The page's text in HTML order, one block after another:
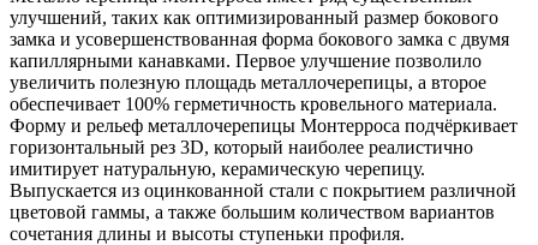
улучшений, таких как оптимизированный размер бокового
замка и усовершенствованная форма бокового замка с двумя
капиллярными канавками. Первое улучшение позволило
увеличить полезную площадь металлочерепицы, а второе
обеспечивает 100% герметичность кровельного материала.
Форму и рельеф металлочерепицы Монтерроса подчёркивает
горизонтальный рез 3D, который наиболее реалистично
имитирует натуральную, керамическую черепицу.
Выпускается из оцинкованной стали с покрытием различной
цветовой гаммы, а также большим количеством вариантов
сочетания длины и высоты ступеньки профиля.